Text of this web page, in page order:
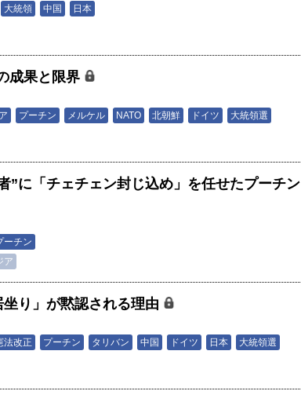
大統領 中国 日本
成果と限界
プーチン メルケル NATO 北朝鮮 ドイツ 大統領選
”に「チェチェン封じ込め」を任せたプーチン
ーチン
ア
り」が黙認される理由
法改正 プーチン タリバン 中国 ドイツ 日本 大統領選